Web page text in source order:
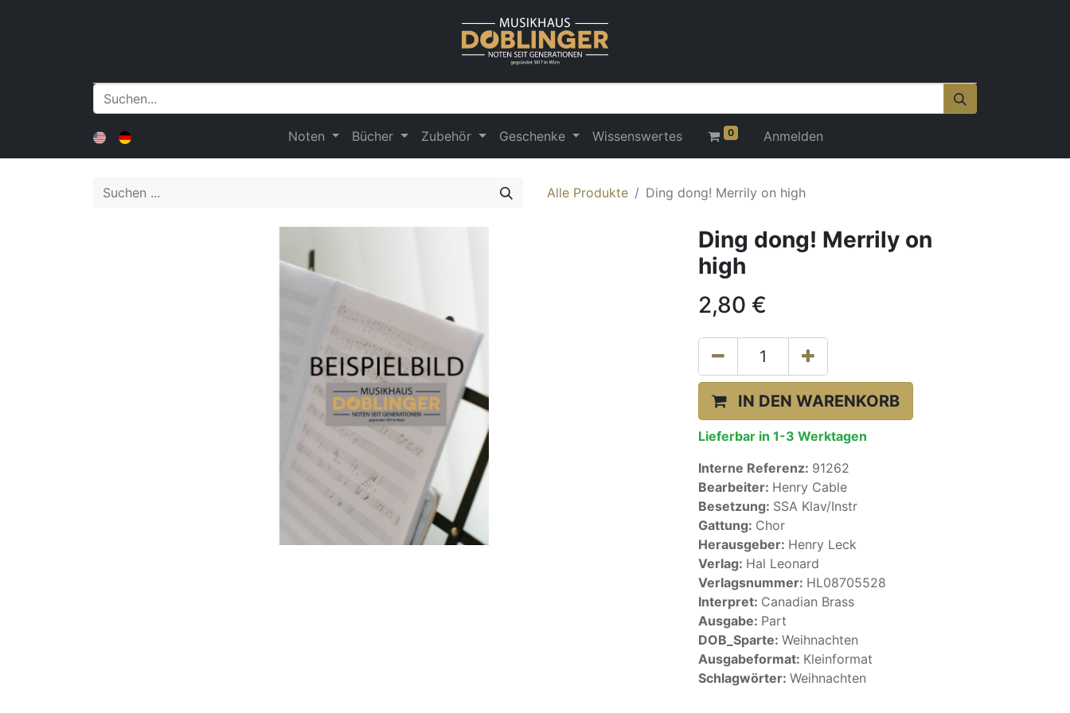
Noten Bücher Zubehör Geschenke Wissenswertes 0 Anmelden
Alle Produkte Ding dong! Merrily on high
Ding dong! Merrily on
high
2,80 €
IN DEN WARENKORB
Lieferbar in 1-3 Werktagen
Interne Referenz: 91262
Bearbeiter: Henry Cable
Besetzung: SSA Klav/Instr
Gattung: Chor
Herausgeber: Henry Leck
Verlag: Hal Leonard
Verlagsnummer: HL08705528
Interpret: Canadian Brass
Ausgabe: Part
DOB_Sparte: Weihnachten
Ausgabeformat: Kleinformat
Schlagwörter: Weihnachten